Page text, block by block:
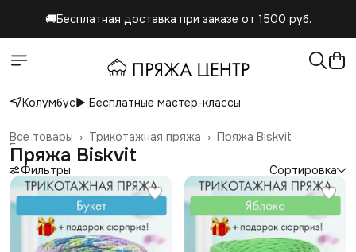
🚚Бесплатная доставка при заказе от 1500 руб.
Колумбус▶️ Бесплатные мастер-классы
Пряжа Biskvit
Трикотажная пряжа ›
Все товары ›
Главная ›
Пряжа Biskvit
Фильтры Сортировка